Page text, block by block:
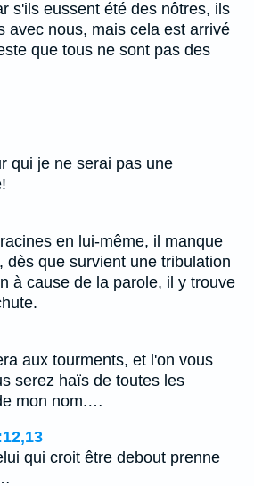
s'ils eussent été des nôtres, ils
avec nous, mais cela est arrivé
que tous ne sont pas des
qui je ne serai pas une
en lui-même, il manque
dès que survient une tribulation
à cause de la parole, il y trouve
aux tourments, et l'on vous
serez haïs de toutes les
mon nom.…
qui croit être debout prenne